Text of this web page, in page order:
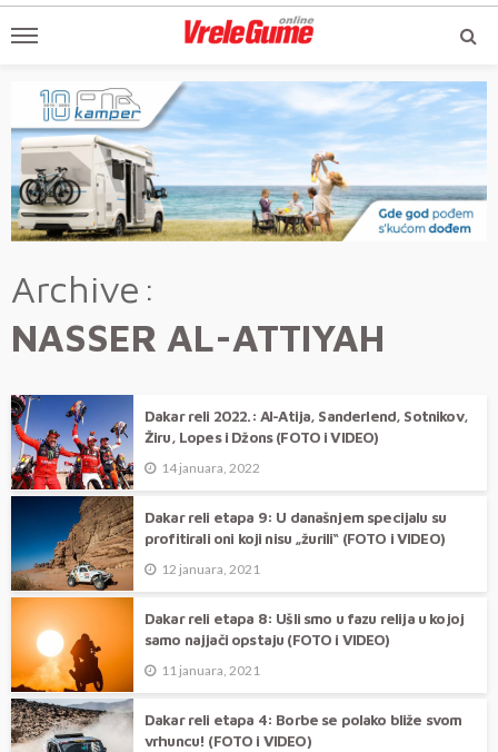
Archive
NASSER AL-ATTIYAH
Dakar reli 2022.: Al-Atija, Sanderlend, Sotnikov,
Žiru, Lopes i Džons (FOTO i VIDEO)
14 januara, 2022
Dakar reli etapa 9: U današnjem specijalu su
profitirali oni koji nisu „žurili“ (FOTO i VIDEO)
12 januara, 2021
Dakar reli etapa 8: Ušli smo u fazu relija u kojoj
samo najjači opstaju (FOTO i VIDEO)
11 januara, 2021
Dakar reli etapa 4: Borbe se polako bliže svom
vrhuncu! (FOTO i VIDEO)